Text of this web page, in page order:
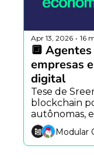
Apr 13, 2026 • 16
🔲
empresas
digital
Tese de
blockchain
autônomas,
Donald
na Polkadot
Modular